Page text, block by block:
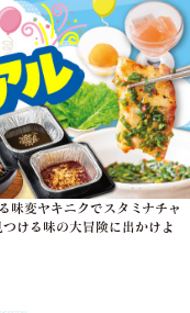
味変ヤキニクでスタミナチャ
ける味の大冒険に出かけよ